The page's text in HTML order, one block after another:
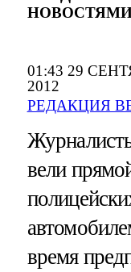
01:43 29
2012
РЕДАКЦИЯ
вели
время